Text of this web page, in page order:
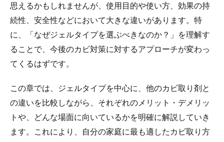
思えるかもしれませんが、使用目的や使い方、効果の持
続性、安全性などにおいて大きな違いがあります。特
に、「なぜジェルタイプを選ぶべきなのか？」を理解す
ることで、今後のカビ対策に対するアプローチが変わっ
てくるはずです。
この章では、ジェルタイプを中心に、他のカビ取り剤と
の違いを比較しながら、それぞれのメリット・デメリッ
トや、どんな場面に向いているかを明確に解説していき
ます。これにより、自分の家庭に最も適したカビ取り方